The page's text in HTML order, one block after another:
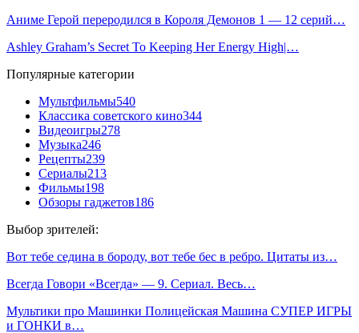
Аниме Герой переродился в Короля Демонов 1 — 12 серий…
Ashley Graham’s Secret To Keeping Her Energy High|…
Популярные категории
Мультфильмы540
Классика советского кино344
Видеоигры278
Музыка246
Рецепты239
Сериалы213
Фильмы198
Обзоры гаджетов186
Выбор зрителей:
Вот тебе седина в бороду, вот тебе бес в ребро. Цитаты из…
Всегда Говори «Всегда» — 9. Сериал. Весь…
Мультики про Машинки Полицейская Машина СУПЕР ИГРЫ
и ГОНКИ в…